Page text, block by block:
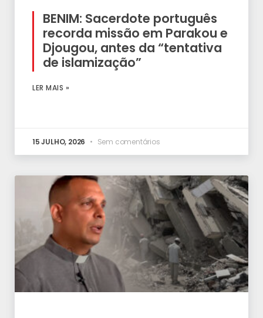
BENIM: Sacerdote português
recorda missão em Parakou e
Djougou, antes da “tentativa
de islamização”
LER MAIS »
15 JULHO, 2026 Sem comentários